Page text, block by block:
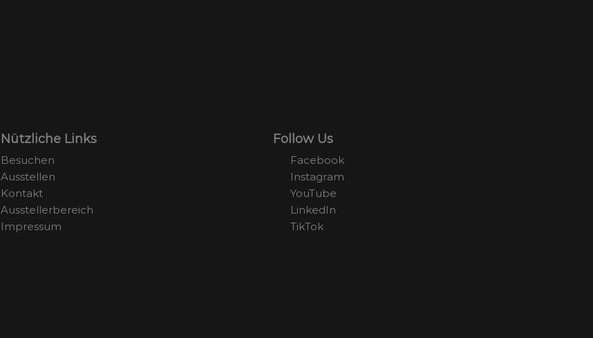
Nützliche Links
Besuchen
Ausstellen
Kontakt
Ausstellerbereich
Impressum
Follow Us
Facebook
Instagram
YouTube
LinkedIn
TikTok